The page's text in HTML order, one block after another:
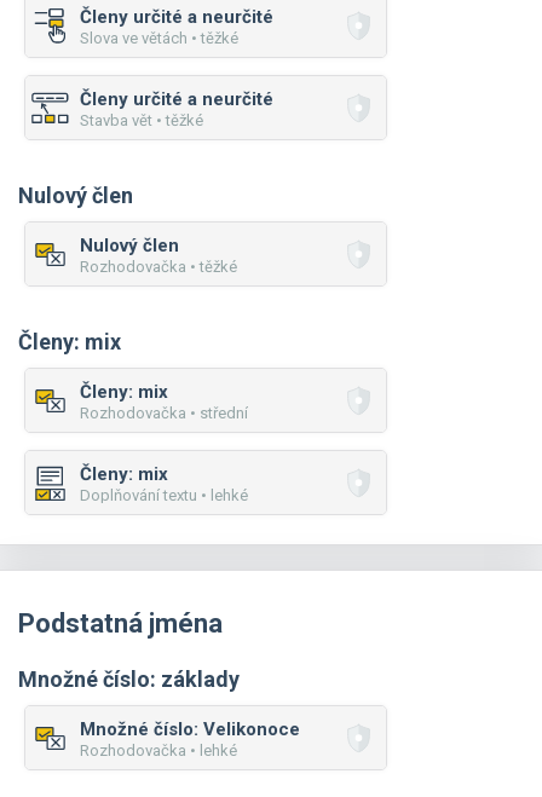
Členy určité a neurčité
Slova ve větách • těžké
Členy určité a neurčité
Stavba vět • těžké
Nulový člen
Nulový člen
Rozhodovačka • těžké
Členy: mix
Členy: mix
Rozhodovačka • střední
Členy: mix
Doplňování textu • lehké
Podstatná jména
Množné číslo: základy
Množné číslo: Velikonoce
Rozhodovačka • lehké